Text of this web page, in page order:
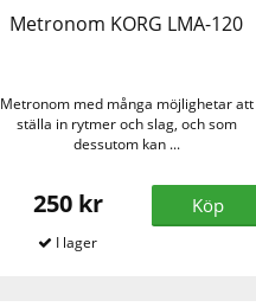
Metronom KORG LMA-120
Metronom med många möjlighetar att
ställa in rytmer och slag, och som
dessutom kan ...
250 kr Köp